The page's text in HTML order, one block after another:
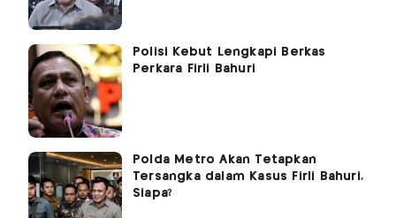
Polisi Kebut Lengkapi Berkas
Perkara Firli Bahuri
Polda Metro Akan Tetapkan
Tersangka dalam Kasus Firli Bahuri,
Siapa?